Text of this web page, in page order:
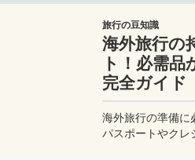
旅行の豆知識
海外旅行の
ト！必需
完全ガイド
海外旅行の準備に
パスポートやクレ